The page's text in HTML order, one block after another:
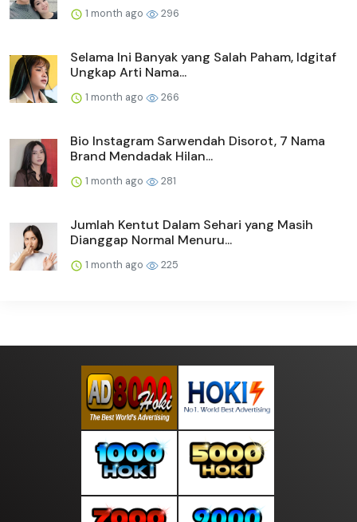
1 month ago 296
Selama Ini Banyak yang Salah Paham, Idgitaf
Ungkap Arti Nama...
1 month ago 266
Bio Instagram Sarwendah Disorot, 7 Nama
Brand Mendadak Hilan...
1 month ago 281
Jumlah Kentut Dalam Sehari yang Masih
Dianggap Normal Menuru...
1 month ago 225